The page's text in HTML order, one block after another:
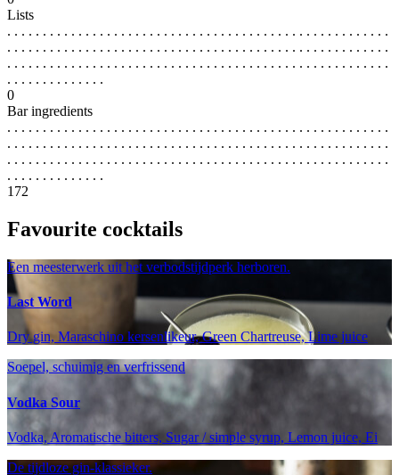
Lists
. . . . . . . . . . . . . . . . . . . . . . . . . . . . . . . . . . . . . . . . . . . . . . . . . . . . . .
. . . . . . . . . . . . . . . . . . . . . . . . . . . . . . . . . . . . . . . . . . . . . . . . . . . . . .
. . . . . . . . . . . . . . . . . . . . . . . . . . . . . . . . . . . . . . . . . . . . . . . . . . . . . .
. . . . . . . . . . . . . .
0
Bar ingredients
. . . . . . . . . . . . . . . . . . . . . . . . . . . . . . . . . . . . . . . . . . . . . . . . . . . . . .
. . . . . . . . . . . . . . . . . . . . . . . . . . . . . . . . . . . . . . . . . . . . . . . . . . . . . .
. . . . . . . . . . . . . . . . . . . . . . . . . . . . . . . . . . . . . . . . . . . . . . . . . . . . . .
. . . . . . . . . . . . . .
172
Favourite cocktails
Een meesterwerk uit het verbodstijdperk herboren.
Last Word
Dry gin, Maraschino kersenlikeur, Green Chartreuse, Lime juice
Soepel, schuimig en verfrissend
Vodka Sour
Vodka, Aromatische bitters, Sugar / simple syrup, Lemon juice, Ei
De tijdloze gin-klassieker.